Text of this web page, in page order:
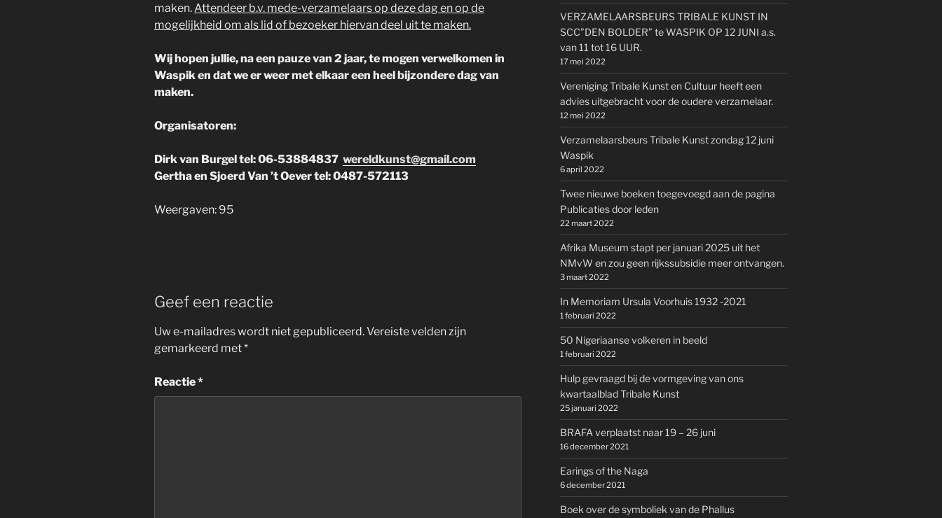
maken. Attendeer b.v. mede-verzamelaars op deze dag en op de
mogelijkheid om als lid of bezoeker hiervan deel uit te maken.
Wij hopen jullie, na een pauze van 2 jaar, te mogen verwelkomen in
Waspik en dat we er weer met elkaar een heel bijzondere dag van
maken.
Organisatoren:
Dirk van Burgel tel: 06-53884837 wereldkunst@gmail.com
Gertha en Sjoerd Van ’t Oever tel: 0487-572113
Weergaven: 95
Geef een reactie
Uw e-mailadres wordt niet gepubliceerd.Vereiste velden zijn
gemarkeerd met*
Reactie*
VERZAMELAARSBEURS TRIBALE KUNST IN
SCC”DEN BOLDER” te WASPIK OP 12 JUNI a.s.
van 11 tot 16 UUR.
17 mei 2022
Vereniging Tribale Kunst en Cultuur heeft een
advies uitgebracht voor de oudere verzamelaar.
12 mei 2022
Verzamelaarsbeurs Tribale Kunst zondag 12 juni
Waspik
6 april 2022
Twee nieuwe boeken toegevoegd aan de pagina
Publicaties door leden
22 maart 2022
Afrika Museum stapt per januari 2025 uit het
NMvW en zou geen rijkssubsidie meer ontvangen.
3 maart 2022
In Memoriam Ursula Voorhuis 1932 -2021
1 februari 2022
50 Nigeriaanse volkeren in beeld
1 februari 2022
Hulp gevraagd bij de vormgeving van ons
kwartaalblad Tribale Kunst
25 januari 2022
BRAFA verplaatst naar 19 – 26 juni
16 december 2021
Earings of the Naga
6 december 2021
Boek over de symboliek van de Phallus